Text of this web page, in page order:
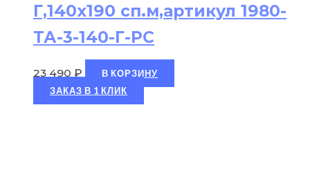
Г,140х190 сп.м,артикул 1980-
ТА-3-140-Г-РС
23 490 ₽
В КОРЗИНУ
ЗАКАЗ В 1 КЛИК